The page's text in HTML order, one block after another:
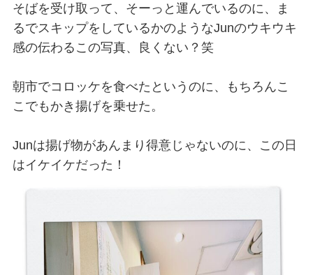
そばを受け取って、そーっと運んでいるのに、ま
るでスキップをしているかのようなJunのウキウキ
感の伝わるこの写真、良くない？笑
朝市でコロッケを食べたというのに、もちろんこ
こでもかき揚げを乗せた。
Junは揚げ物があんまり得意じゃないのに、この日
はイケイケだった！